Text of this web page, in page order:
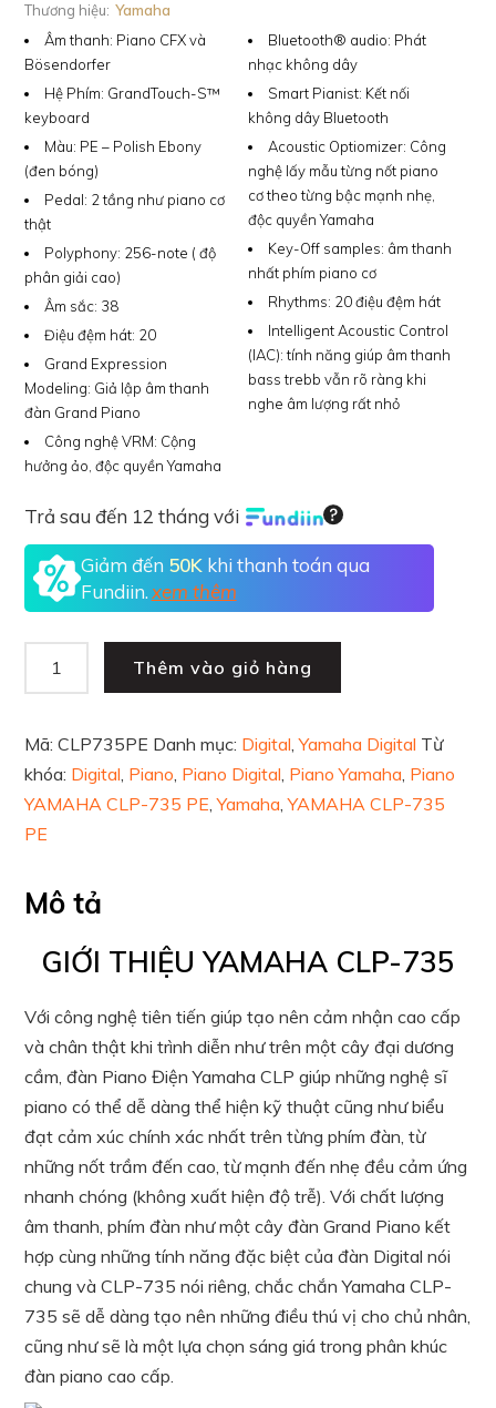
Thương hiệu: Yamaha
Âm thanh: Piano CFX và
Bösendorfer
Hệ Phím: GrandTouch-S™
keyboard
Màu: PE – Polish Ebony
(đen bóng)
Pedal: 2 tầng như piano cơ
thật
Polyphony: 256-note ( độ
phân giải cao)
Âm sắc: 38
Điệu đệm hát: 20
Grand Expression
Modeling: Giả lập âm thanh
đàn Grand Piano
Công nghệ VRM: Cộng
hưởng ảo, độc quyền Yamaha
Bluetooth® audio: Phát
nhạc không dây
Smart Pianist: Kết nối
không dây Bluetooth
Acoustic Optiomizer: Công
nghệ lấy mẫu từng nốt piano
cơ theo từng bậc mạnh nhẹ,
độc quyền Yamaha
Key-Off samples: âm thanh
nhất phím piano cơ
Rhythms: 20 điệu đệm hát
Intelligent Acoustic Control
(IAC):tính năng giúp âm thanh
bass trebb vẫn rõ ràng khi
nghe âm lượng rất nhỏ
Trả sau đến 12 tháng với
Giảm đến 50K khi thanh toán qua
Fundiin. xem thêm
Thêm vào giỏ hàng
Mã:CLP735PE Danh mục: Digital,Yamaha Digital Từ
khóa: Digital, Piano, Piano Digital, Piano Yamaha, Piano
YAMAHA CLP-735 PE,Yamaha,YAMAHA CLP-735
PE
Mô tả
GIỚI THIỆU YAMAHA CLP-735
Với công nghệ tiên tiến giúp tạo nên cảm nhận cao cấp
và chân thật khi trình diễn như trên một cây đại dương
cầm, đàn Piano Điện Yamaha CLP giúp những nghệ sĩ
piano có thể dễ dàng thể hiện kỹ thuật cũng như biểu
đạt cảm xúc chính xác nhất trên từng phím đàn, từ
những nốt trầm đến cao, từ mạnh đến nhẹ đều cảm ứng
nhanh chóng (không xuất hiện độ trễ). Với chất lượng
âm thanh, phím đàn như một cây đàn Grand Piano kết
hợp cùng những tính năng đặc biệt của đàn Digital nói
chung và CLP-735 nói riêng, chắc chắn Yamaha CLP-
735 sẽ dễ dàng tạo nên những điều thú vị cho chủ nhân,
cũng như sẽ là một lựa chọn sáng giá trong phân khúc
đàn piano cao cấp.